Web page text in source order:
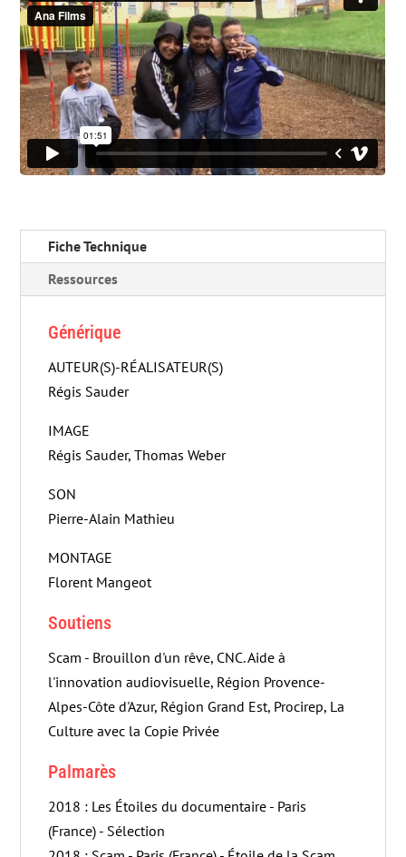
Fiche Technique
Ressources
Générique
AUTEUR(S)-RÉALISATEUR(S)
Régis Sauder
IMAGE
Régis Sauder, Thomas Weber
SON
Pierre-Alain Mathieu
MONTAGE
Florent Mangeot
Soutiens
Scam - Brouillon d'un rêve, CNC. Aide à
l'innovation audiovisuelle, Région Provence-
Alpes-Côte d'Azur, Région Grand Est, Procirep, La
Culture avec la Copie Privée
Palmarès
2018 : Les Étoiles du documentaire - Paris
(France) - Sélection